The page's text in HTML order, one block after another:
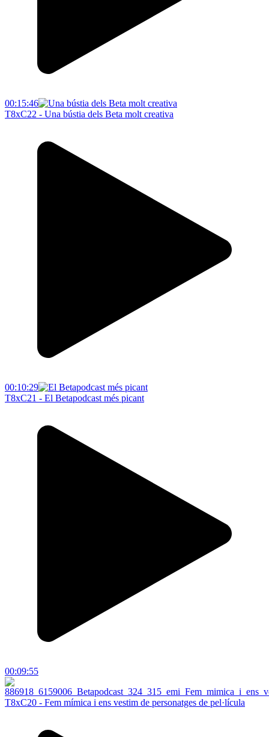
00:15:46
T8xC22 - Una bústia dels Beta molt creativa
00:10:29
T8xC21 - El Betapodcast més picant
00:09:55
T8xC20 - Fem mímica i ens vestim de personatges de pel·lícula